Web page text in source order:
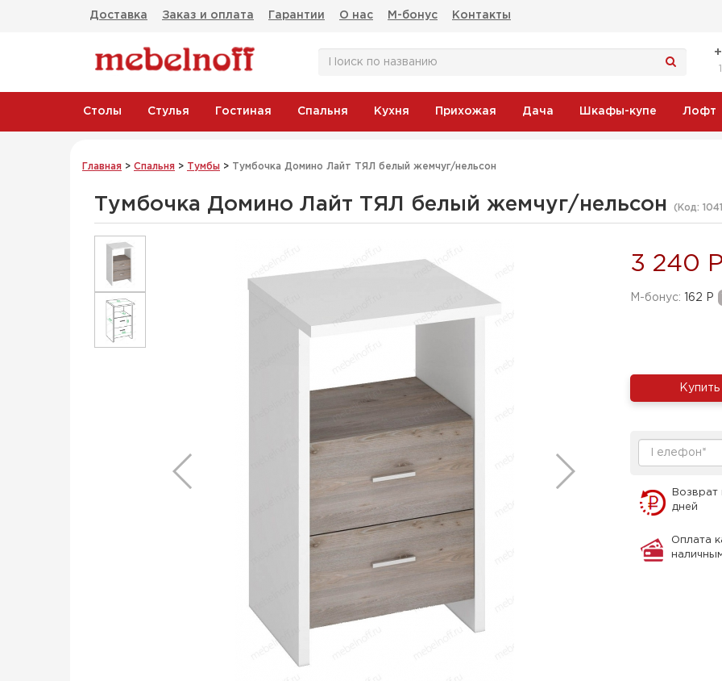
Доставка Заказ и оплата Гарантии О нас М-бонус Контакты
Столы Стулья Гостиная Спальня Кухня Прихожая Дача Шкафы-купе Лофт
Главная > Спальня > Тумбы > Тумбочка Домино Лайт ТЯЛ белый жемчуг/нельсон
Тумбочка Домино Лайт ТЯЛ белый жемчуг/нельсон (Код:
3 240
M-бонус: 162 Р
Купить
Возврат
дней
Оплата